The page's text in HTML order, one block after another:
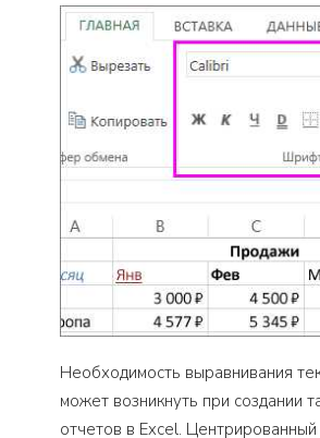
Необходимость выравнивания
может возникнуть при создании
отчетов в Excel. Центрированный